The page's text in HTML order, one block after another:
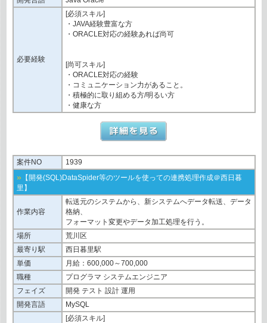
必要経験
[必須スキル]
・JAVA経験豊富な方
・ORACLE対応の経験あれば尚可
[尚可スキル]
・ORACLE対応の経験
・コミュニケーション力があること。
・積極的に取り組める方/明るい方
・健康な方
案件NO 1939
» 【開発(SQL)DataSpider等のツールを使っての連携処理作成＠西日暮
里】
作業内容
転送元のシステムから、新システムへデータ転送、データ
格納、
フォーマット変更やデータ加工処理を行う。
場所
荒川区
最寄り駅
西日暮里駅
単価
月給：600,000～700,000
職種
プログラマ システムエンジニア
フェイズ
開発 テスト 設計 運用
開発言語
MySQL
[必須スキル]